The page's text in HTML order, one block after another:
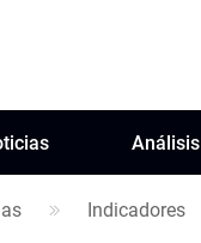
Análisis
Indicadores